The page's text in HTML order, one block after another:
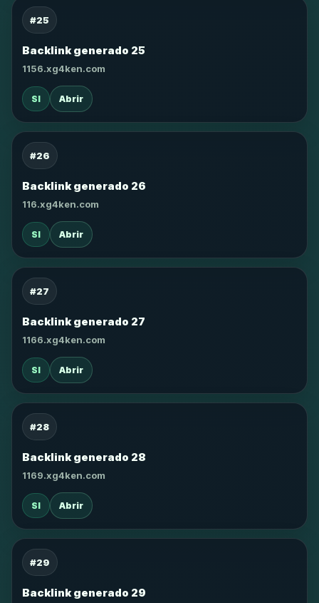
#25
Backlink generado 25
1156.xg4ken.com
SI Abrir
#26
Backlink generado 26
116.xg4ken.com
SI Abrir
#27
Backlink generado 27
1166.xg4ken.com
SI Abrir
#28
Backlink generado 28
1169.xg4ken.com
SI Abrir
#29
Backlink generado 29